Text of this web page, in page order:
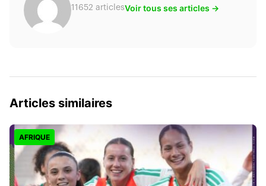
11652 articlesVoir tous ses articles →
Articles similaires
AFRIQUE